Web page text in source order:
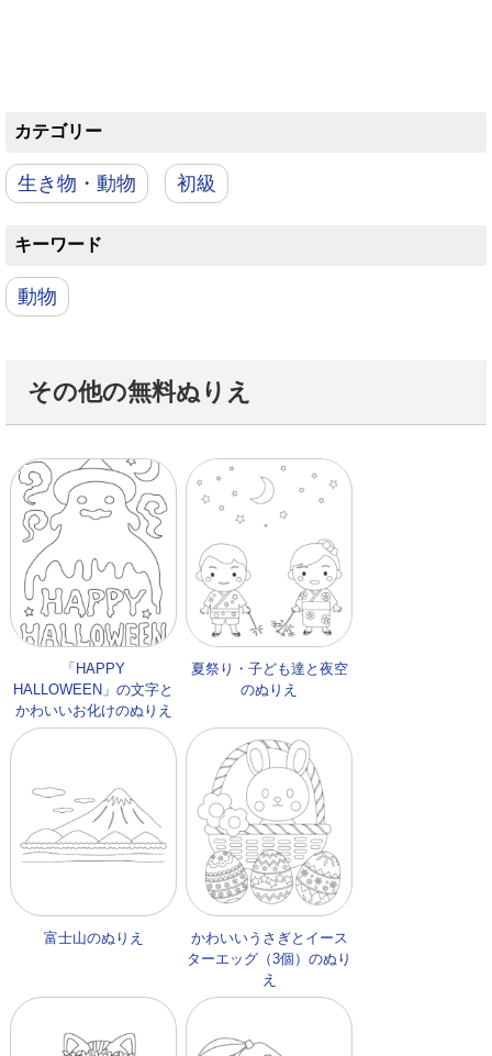
カテゴリー
生き物・動物 初級
キーワード
動物
その他の無料ぬりえ
「HAPPY
HALLOWEEN」の文字と
かわいいお化けのぬりえ
夏祭り・子ども達と夜空
のぬりえ
富士山のぬりえ
かわいいうさぎとイース
ターエッグ（3個）のぬり
え